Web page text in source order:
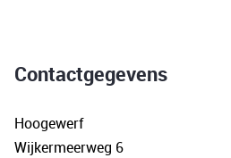
Contactgegevens
Hoogewerf
Wijkermeerweg 6